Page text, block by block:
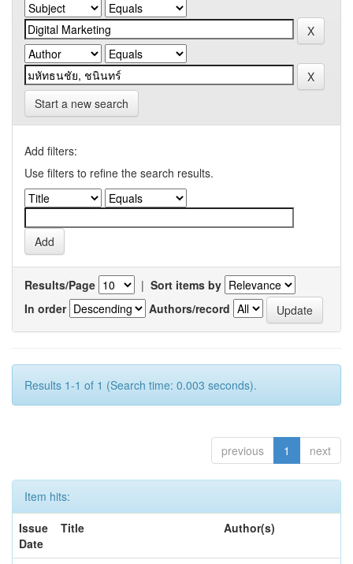
Start a new search
Add filters:
Use filters to refine the search results.
Results/Page | Sort items by
In order
Authors/record
Results 1-1 of 1 (Search time: 0.003 seconds).
previous 1 next
Item hits:
Issue
Date
Title Author(s)